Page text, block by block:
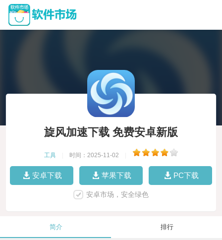
旋风加速下载 免费安卓新版
工具 时间：2025-11-02
安卓下载 苹果下载 PC下载
安卓市场，安全绿色
简介 排行